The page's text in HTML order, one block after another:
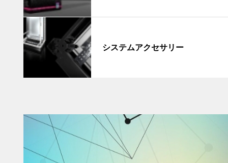
システムアクセサリー